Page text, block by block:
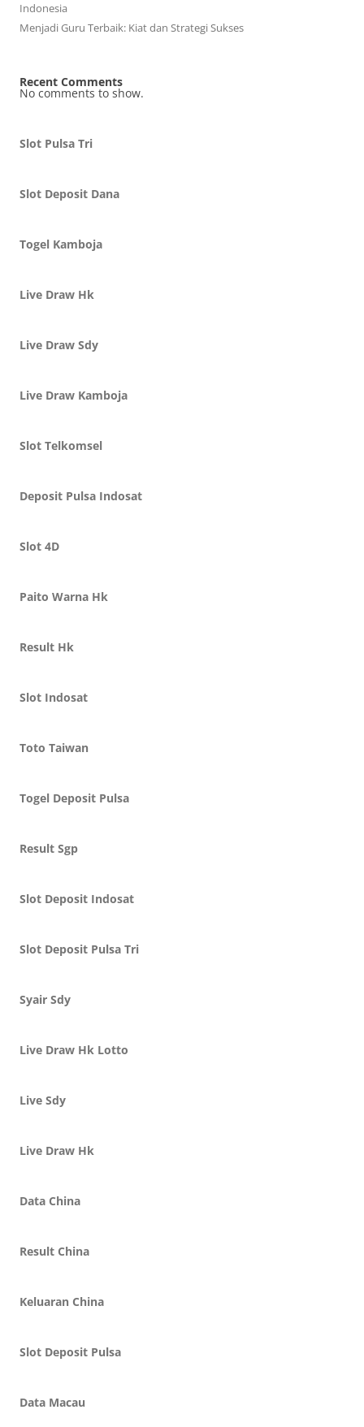
Indonesia
Menjadi Guru Terbaik: Kiat dan Strategi Sukses
Recent Comments
No comments to show.
Slot Pulsa Tri
Slot Deposit Dana
Togel Kamboja
Live Draw Hk
Live Draw Sdy
Live Draw Kamboja
Slot Telkomsel
Deposit Pulsa Indosat
Slot 4D
Paito Warna Hk
Result Hk
Slot Indosat
Toto Taiwan
Togel Deposit Pulsa
Result Sgp
Slot Deposit Indosat
Slot Deposit Pulsa Tri
Syair Sdy
Live Draw Hk Lotto
Live Sdy
Live Draw Hk
Data China
Result China
Keluaran China
Slot Deposit Pulsa
Data Macau